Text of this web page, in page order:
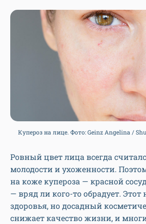
Купероз на лице. Фото: Geinz Angelina /
Ровный цвет лица всегда
молодости и ухоженности.
на коже купероза — красной
— вряд ли кого-то обрадует.
здоровья, но досадный
снижает качество жизни, и